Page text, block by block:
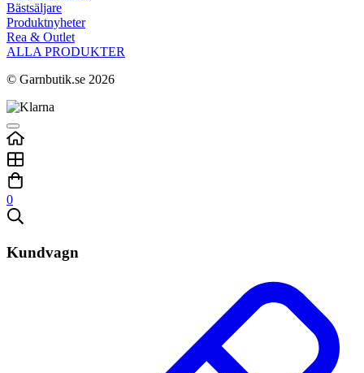
Bästsäljare
Produktnyheter
Rea & Outlet
ALLA PRODUKTER
© Garnbutik.se 2026
0
Kundvagn